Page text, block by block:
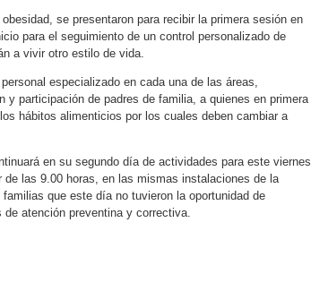
se presentaron para recibir la primera sesión en
para el seguimiento de un control personalizado de
a vivir otro estilo de vida.
especializado en cada una de las áreas,
y participación de padres de familia, a quienes en primera
hábitos alimenticios por los cuales deben cambiar a
en su segundo día de actividades para este viernes
las 9.00 horas, en las mismas instalaciones de la
que este día no tuvieron la oportunidad de
atención preventina y correctiva.